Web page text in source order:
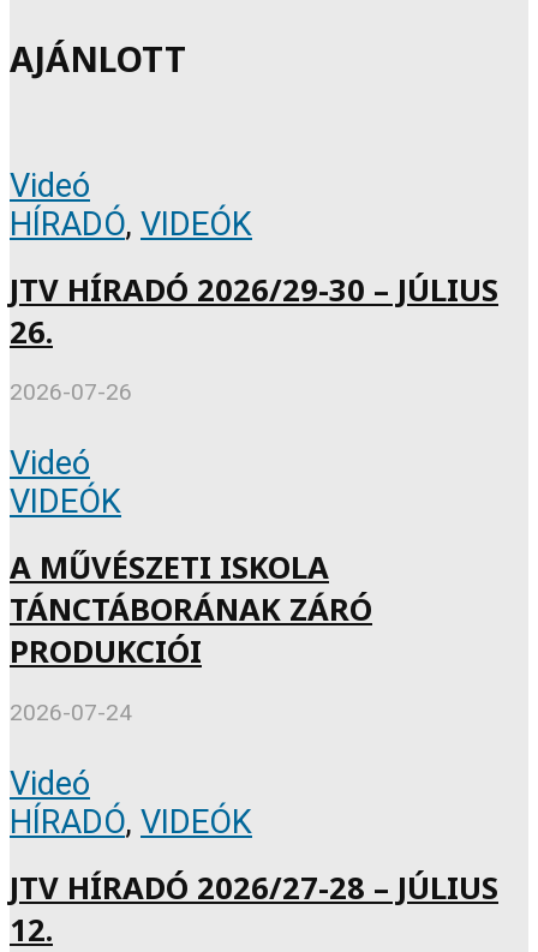
AJÁNLOTT
Videó
HÍRADÓ, VIDEÓK
JTV HÍRADÓ 2026/29-30 – JÚLIUS
26.
2026-07-26
Videó
VIDEÓK
A MŰVÉSZETI ISKOLA
TÁNCTÁBORÁNAK ZÁRÓ
PRODUKCIÓI
2026-07-24
Videó
HÍRADÓ, VIDEÓK
JTV HÍRADÓ 2026/27-28 – JÚLIUS
12.